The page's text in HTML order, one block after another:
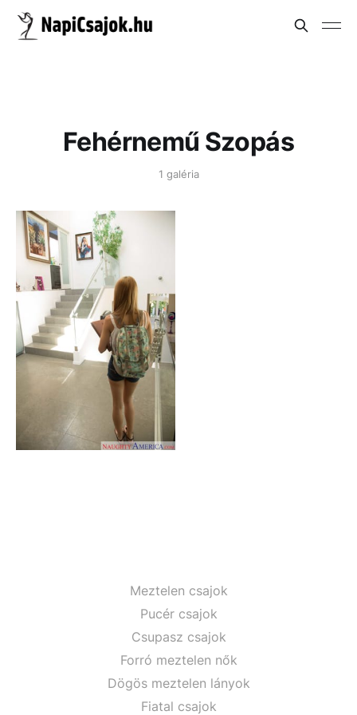
Fehérnemű Szopás
1 galéria
Meztelen csajok
Pucér csajok
Csupasz csajok
Forró meztelen nők
Dögös meztelen lányok
Fiatal csajok